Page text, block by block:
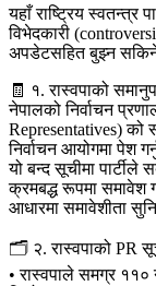
यहाँ राष्ट्रिय स्वतन्त्र
विभेदकारी
अपडेटसहित बुझ्न
🧾 १. रास्वपाको
नेपालको निर्वाचन
Representatives) को
निर्वाचन आयोगमा पेश
यो बन्द सूचीमा
क्रमबद्ध रूपमा समावेश
आधारमा समावेशीता
🗂️ २. रास्वपाको PR
• रास्वपाले समग्र ११०